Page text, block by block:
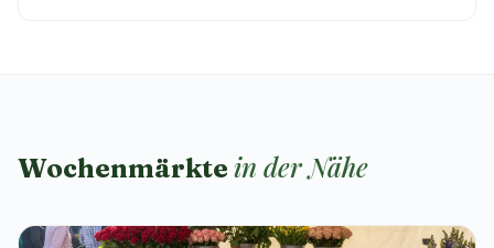
Wochenmärkte in der Nähe